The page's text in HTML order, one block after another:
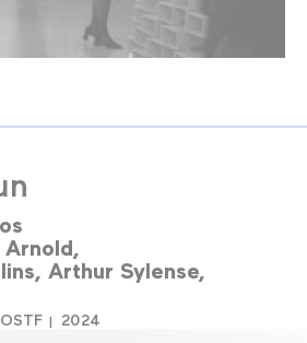
Arnold
Arthur Sylense
2024